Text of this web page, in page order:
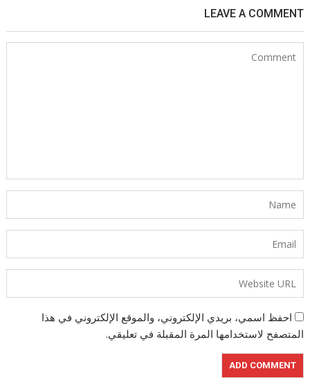
LEAVE A COMMENT
احفظ اسمي، بريدي الإلكتروني، والموقع الإلكتروني في هذا
المتصفح لاستخدامها المرة المقبلة في تعليقي.